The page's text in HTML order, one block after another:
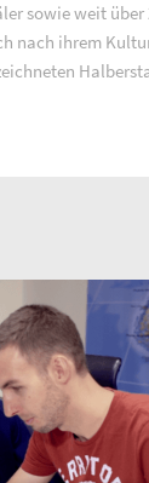
sowie weit
nach ihrem